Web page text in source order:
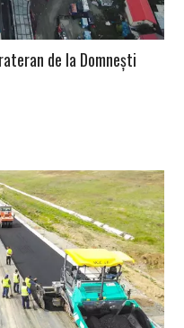
de la Domnești